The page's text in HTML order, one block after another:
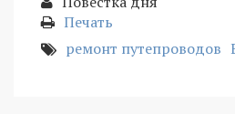
Печать
ремонт путепроводов